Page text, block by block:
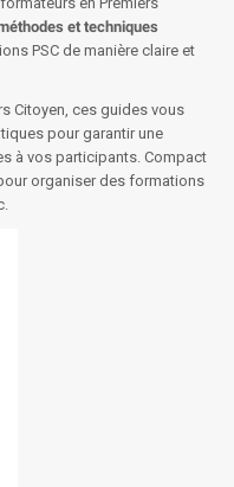
et techniques
PSC de manière claire et
Citoyen, ces guides vous
pour garantir une
à vos participants. Compact
organiser des formations